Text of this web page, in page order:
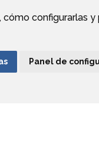
configurarlas
Panel de